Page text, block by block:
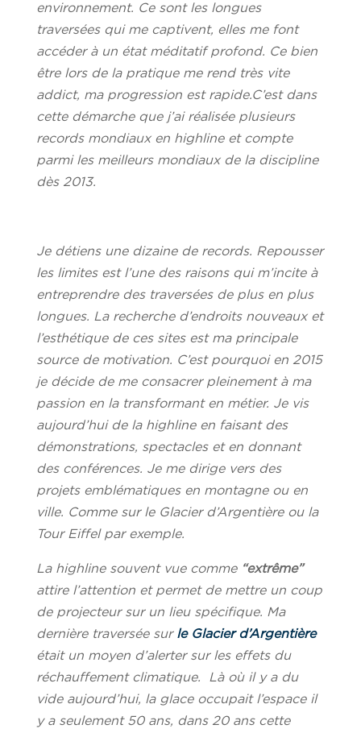
environnement. Ce sont les longues
traversées qui me captivent, elles me font
accéder à un état méditatif profond. Ce bien
être lors de la pratique me rend très vite
addict, ma progression est rapide.C’est dans
cette démarche que j’ai réalisée plusieurs
records mondiaux en highline et compte
parmi les meilleurs mondiaux de la discipline
dès 2013.
Je détiens une dizaine de records. Repousser
les limites est l’une des raisons qui m’incite à
entreprendre des traversées de plus en plus
longues. La recherche d’endroits nouveaux et
l’esthétique de ces sites est ma principale
source de motivation. C’est pourquoi en 2015
je décide de me consacrer pleinement à ma
passion en la transformant en métier. Je vis
aujourd’hui de la highline en faisant des
démonstrations, spectacles et en donnant
des conférences. Je me dirige vers des
projets emblématiques en montagne ou en
ville. Comme sur le Glacier d’Argentière ou la
Tour Eiffel par exemple.
La highline souvent vue comme “extrême”
attire l’attention et permet de mettre un coup
de projecteur sur un lieu spécifique. Ma
dernière traversée sur le Glacier d’Argentière
était un moyen d’alerter sur les effets du
réchauffement climatique. Là où il y a du
vide aujourd’hui, la glace occupait l’espace il
y a seulement 50 ans, dans 20 ans cette